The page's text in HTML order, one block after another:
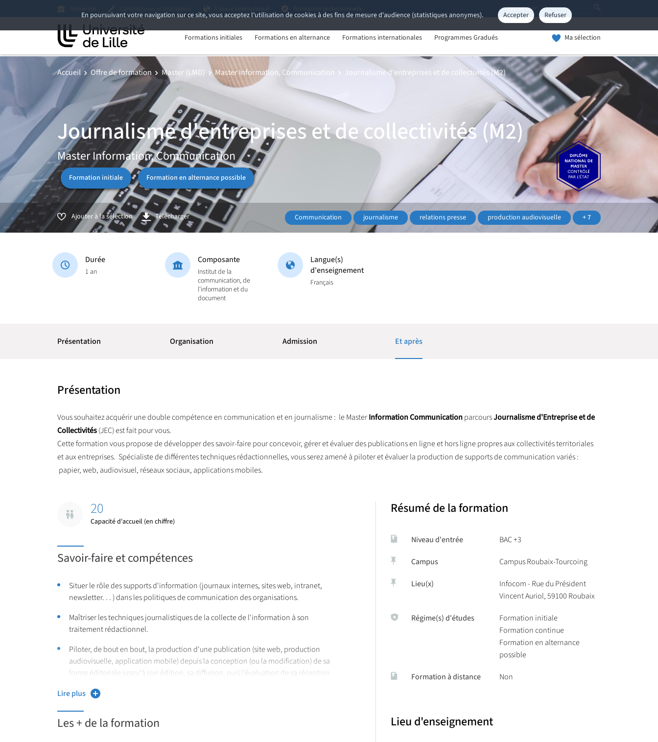
En poursuivant votre navigation sur ce site, vous acceptez l'utilisation de cookies à des fins de mesure d'audience (statistiques anonymes). Accepter Refuser
Formations initiales Formations en alternance Formations internationales Programmes Gradués Ma sélection
Accueil Offre de formation Master (LMD) Master Information, Communication Journalisme d'entreprises et de collectivités (M2)
Journalisme d'entreprises et de collectivités (M2)
Master Information, Communication
Formation initiale Formation en alternance possible
Ajouter à la sélection Télécharger Communication journalisme relations presse production audiovisuelle + 7
Durée
1 an
Composante
Institut de la
communication, de
l'information et du
document
Langue(s)
d'enseignement
Français
Présentation Organisation Admission Et après
Présentation
Vous souhaitez acquérir une double compétence en communication et en journalisme : le MasterInformation CommunicationparcoursJournalisme d'Entreprise et de
Collectivités(JEC) est fait pour vous.
Cette formation vous propose de développer des savoir-faire pour concevoir, gérer et évaluer des publications en ligne et hors ligne propres aux collectivités territoriales
et aux entreprises. Spécialiste de différentes techniques rédactionnelles, vous serez amené à piloter et évaluer la production de supports de communication variés :
papier, web, audiovisuel, réseaux sociaux, applications mobiles.
20
Capacité d'accueil (en chiffre)
Savoir-faire et compétences
Situer le rôle des supports d'information (journaux internes, sites web, intranet,
newsletter. . . ) dans les politiques de communication des organisations.
Maîtriser les techniques journalistiques de la collecte de l'information à son
traitement rédactionnel.
Piloter, de bout en bout, la production d'une publication (site web, production
audiovisuelle, application mobile) depuis la conception (ou la modification) de sa
forme éditoriale jusqu'à son édition, sa diffusion, puis l'évaluation de sa réception
compte de réseau social… et assurer la cohérence d'un système informationnel
transitant par différents supports.
Lire plus
Les + de la formation
Résumé de la formation
Niveau d'entrée BAC +3
Campus Campus Roubaix-Tourcoing
Lieu(x)
Infocom - Rue du Président
Vincent Auriol, 59100 Roubaix
Régime(s) d'études
Formation initiale
Formation continue
Formation en alternance
possible
Formation à distance Non
Lieu d'enseignement